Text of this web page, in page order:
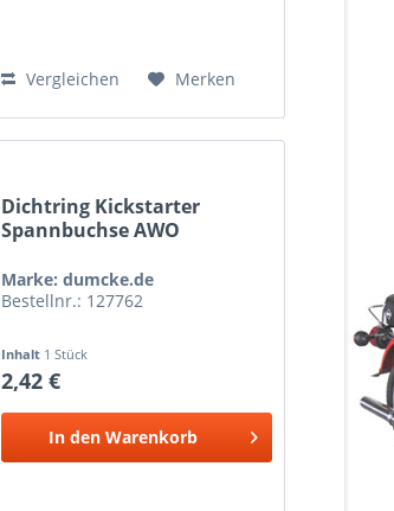
Vergleichen Merken
Dichtring Kickstarter
Spannbuchse AWO
Marke: dumcke.de
Bestellnr.: 127762
Inhalt 1 Stück
2,42 €
In den Warenkorb